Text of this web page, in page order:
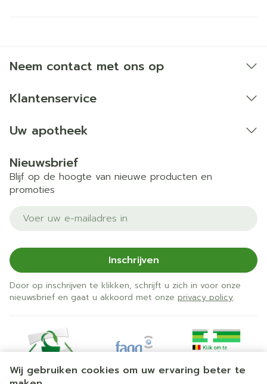
Wij gebruiken cookies om uw ervaring beter te
Neem contact met ons op
Klantenservice
Uw apotheek
Nieuwsbrief
Blijf op de hoogte van nieuwe producten en
promoties
E-mail adres
Inschrijven
Door op inschrijven te klikken, schrijft u zich in voor onze
nieuwsbrief en gaat u akkoord met onze privacy policy.